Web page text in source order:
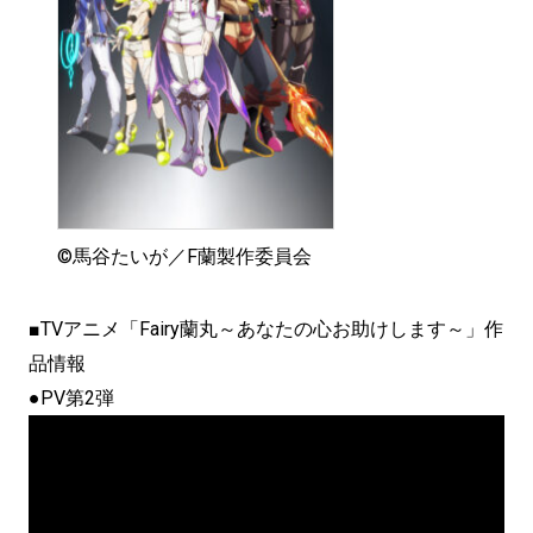
©馬谷たいが／F蘭製作委員会
■TVアニメ「Fairy蘭丸～あなたの心お助けします～」作
品情報
●PV第2弾